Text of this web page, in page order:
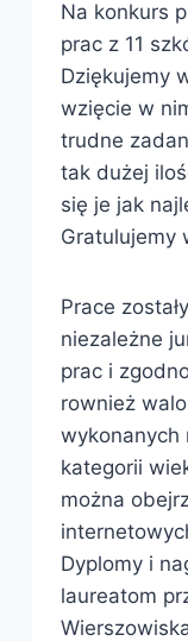
Na konkurs
prac z 11
Dziękujemy
wzięcie w
trudne
tak dużej
się je jak
Gratulujemy
Prace
niezależne
prac i
rownież
wykonanych
kategorii
można
Dyplomy i
laureatom